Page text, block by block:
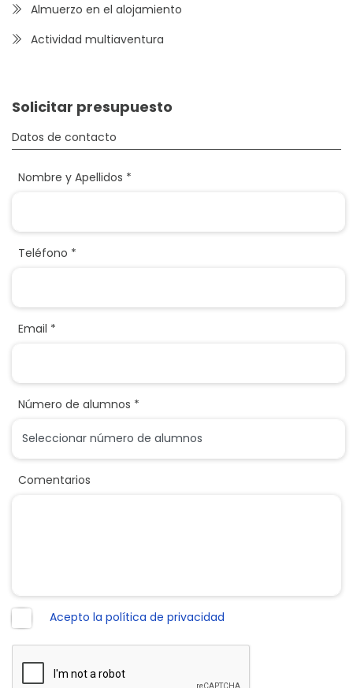
Almuerzo en el alojamiento
Actividad multiaventura
Solicitar presupuesto
Datos de contacto
Nombre y Apellidos *
Teléfono *
Email *
Número de alumnos *
Comentarios
Acepto la política de privacidad